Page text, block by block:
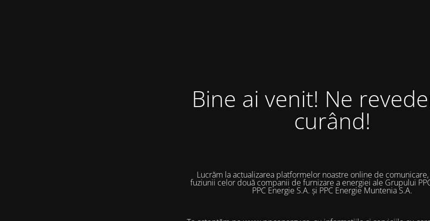
Bine ai venit! Ne
curând!
Lucrăm la actualizarea platformelor noastre online de
fuziunii celor două companii de furnizare a energiei ale Grupului
PPC Energie S.A. și PPC Energie Muntenia S.A.